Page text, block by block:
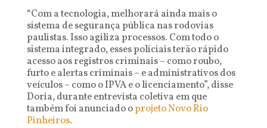
“Com a tecnologia, melhorará ainda mais o
sistema de segurança pública nas rodovias
paulistas. Isso agiliza processos. Com todo o
sistema integrado, esses policiais terão rápido
acesso aos registros criminais – como roubo,
furto e alertas criminais – e administrativos dos
veículos – como o IPVA e o licenciamento”, disse
Doria, durante entrevista coletiva em que
também foi anunciado oprojeto Novo Rio
Pinheiros.